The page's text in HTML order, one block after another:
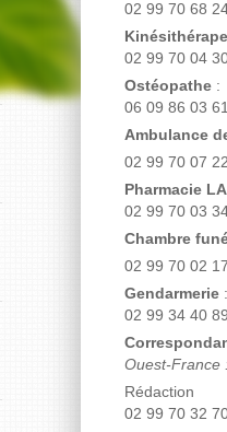
02 99 70 68
02 99 70 04
Ostéopathe :
06 09 86 03 61
Ambulance
02 99 70 07 22
Pharmacie
02 99 70 03
Chambre
02 99 70 02 17
Gendarmerie :
02 99 34 40 89
Ouest-France
Rédaction
02 99 70 32